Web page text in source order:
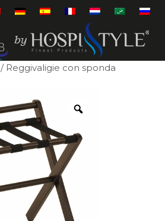
/ Reggivaligie con sponda